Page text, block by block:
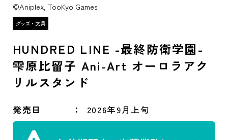
©Aniplex, TooKyo Games
HUNDRED LINE -最終防衛学園-
雫原比留子 Ani-Art オーロラアク
リルスタンド
発売日 2026年9月上旬